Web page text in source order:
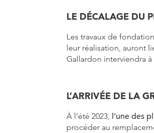
LE DÉCALAGE DU
Les travaux de
leur réalisation, auront
Gallardon interviendra à
L’ARRIVÉE DE LA
À l’été 2023, l’une des
procéder au